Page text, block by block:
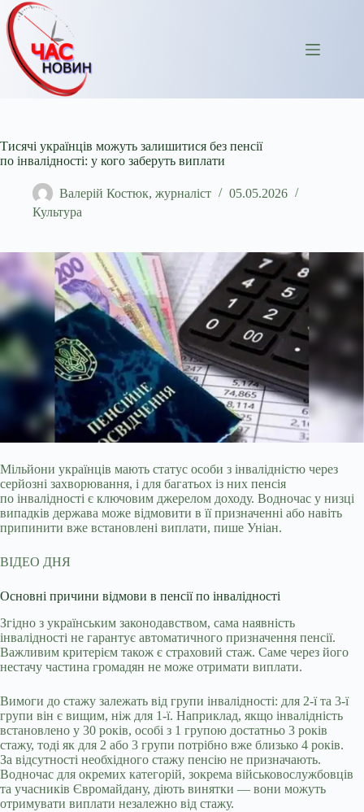
Перейти
до
вмісту
Тисячі українців можуть залишитися без пенсії
по інвалідності: у кого заберуть виплати
Валерій Костюк, журналіст
05.05.2026
Культура
Мільйони українців мають статус особи з інвалідністю через
серйозні захворювання, і для багатьох із них пенсія
по інвалідності є ключовим джерелом доходу. Водночас у низці
випадків держава може відмовити в її призначенні або навіть
припинити вже встановлені виплати, пише Уніан.
ВІДЕО ДНЯ
Основні причини відмови в пенсії по інвалідності
Згідно з українським законодавством, сама наявність
інвалідності не гарантує автоматичного призначення пенсії.
Важливим критерієм також є страховий стаж. Саме через його
нестачу частина громадян не може отримати виплати.
Вимоги до стажу залежать від групи інвалідності: для 2-ї та 3-ї
групи він є вищим, ніж для 1-ї. Наприклад, якщо інвалідність
встановлено у 30 років, особі з 1 групою достатньо 3 років
стажу, тоді як для 2 або 3 групи потрібно вже близько 4 років.
За відсутності необхідного стажу пенсію не призначають.
Водночас для окремих категорій, зокрема військовослужбовців
та учасників Євромайдану, діють винятки — вони можуть
отримувати виплати незалежно від стажу.